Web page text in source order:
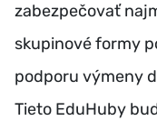
zabezpečovať
skupinové formy
podporu výmeny
Tieto EduHuby